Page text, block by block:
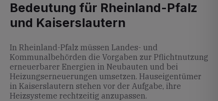
Bedeutung für Rheinland-Pfalz
und Kaiserslautern
In Rheinland-Pfalz müssen Landes- und
Kommunalbehörden die Vorgaben zur Pflichtnutzung
erneuerbarer Energien in Neubauten und bei
Heizungserneuerungen umsetzen. Hauseigentümer
in Kaiserslautern stehen vor der Aufgabe, ihre
Heizsysteme rechtzeitig anzupassen.